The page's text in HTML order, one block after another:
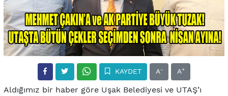
KAYDET A- A+
Aldığımız bir haber göre Uşak Belediyesi ve UTAŞ’ı